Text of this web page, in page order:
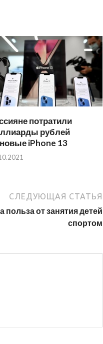
потратили
рублей
iPhone 13
СЛЕДУЮЩАЯ СТАТЬЯ
польза от занятия детей
спортом